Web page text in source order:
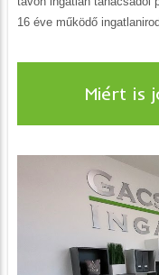
16 éve működő
Miért is